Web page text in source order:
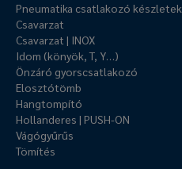
Pneumatika csatlakozó készletek
Csavarzat
Csavarzat | INOX
Idom (könyök, T, Y…)
Önzáró gyorscsatlakozó
Elosztótömb
Hangtompító
Hollanderes | PUSH-ON
Vágógyűrűs
Tömítés